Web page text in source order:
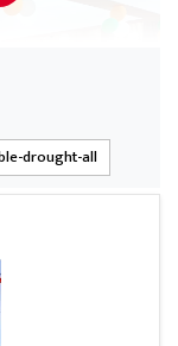
drought-all